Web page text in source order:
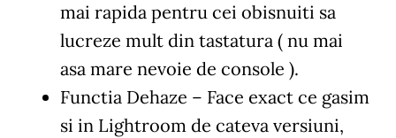
mai rapida pentru cei obisnuiti sa
lucreze mult din tastatura ( nu mai
asa mare nevoie de console ).
Functia Dehaze – Face exact ce gasim
si in Lightroom de cateva versiuni,